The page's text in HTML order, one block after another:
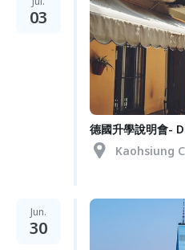
03
德國升學說明會-
Kaohsiung
Jun.
30